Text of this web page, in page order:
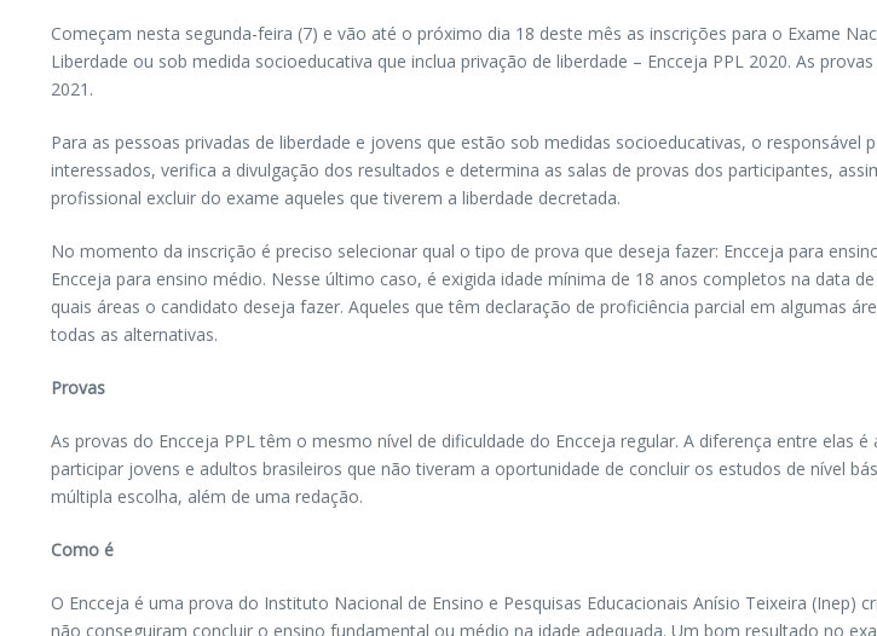
Começam nesta segunda-feira (7) e vão até o próximo dia 18 deste mês as inscrições para o Exame
Liberdade ou sob medida socioeducativa que inclua privação de liberdade – Encceja PPL 2020. As
2021.
Para as pessoas privadas de liberdade e jovens que estão sob medidas socioeducativas, o
interessados, verifica a divulgação dos resultados e determina as salas de provas dos participantes,
profissional excluir do exame aqueles que tiverem a liberdade decretada.
No momento da inscrição é preciso selecionar qual o tipo de prova que deseja fazer: Encceja para
Encceja para ensino médio. Nesse último caso, é exigida idade mínima de 18 anos completos na data
quais áreas o candidato deseja fazer. Aqueles que têm declaração de proficiência parcial em algumas
todas as alternativas.
Provas
As provas do Encceja PPL têm o mesmo nível de dificuldade do Encceja regular. A diferença entre elas
participar jovens e adultos brasileiros que não tiveram a oportunidade de concluir os estudos de nível
múltipla escolha, além de uma redação.
Como é
O Encceja é uma prova do Instituto Nacional de Ensino e Pesquisas Educacionais Anísio Teixeira
não conseguiram concluir o ensino fundamental ou médio na idade adequada. Um bom resultado no